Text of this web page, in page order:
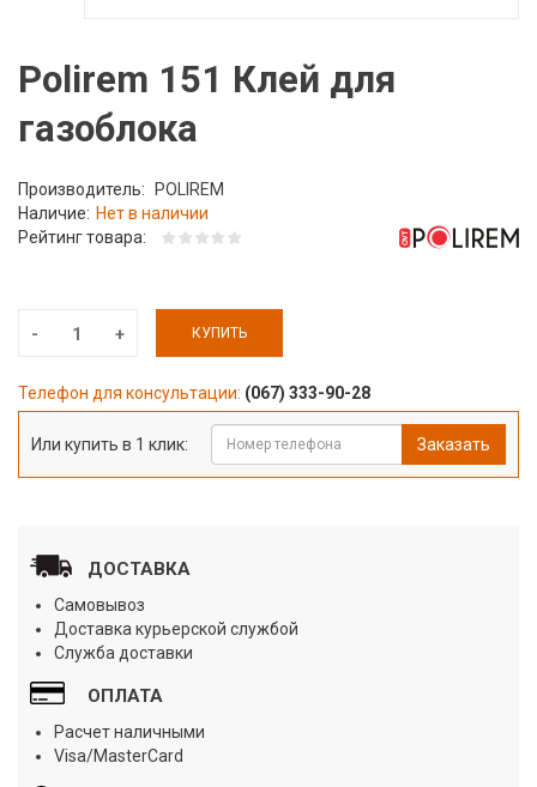
Polirem 151 Клей для
газоблока
Производитель:
POLIREM
Наличие: Нет в наличии
Рейтинг товара:
КУПИТЬ
Телефон для консультации: (067) 333-90-28
Или купить в 1 клик: Заказать
ДОСТАВКА
Самовывоз
Доставка курьерской службой
Служба доставки
ОПЛАТА
Расчет наличными
Visa/MasterCard